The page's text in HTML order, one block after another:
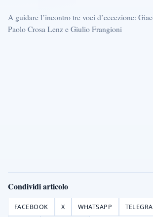
A guidare l’incontro tre voci d’eccezione:
Paolo Crosa Lenz e Giulio Frangioni
Condividi articolo
FACEBOOK X WHATSAPP